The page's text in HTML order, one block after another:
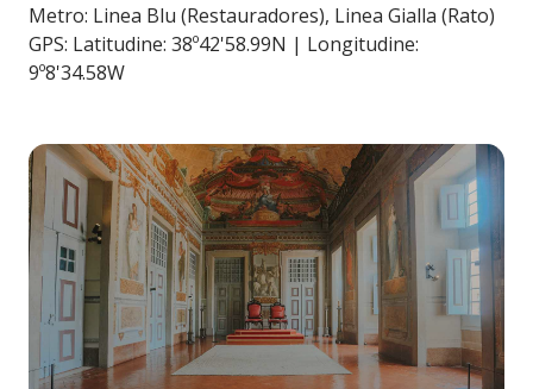
Metro: Linea Blu (Restauradores), Linea Gialla (Rato)
GPS: Latitudine: 38º42'58.99N | Longitudine:
9º8'34.58W